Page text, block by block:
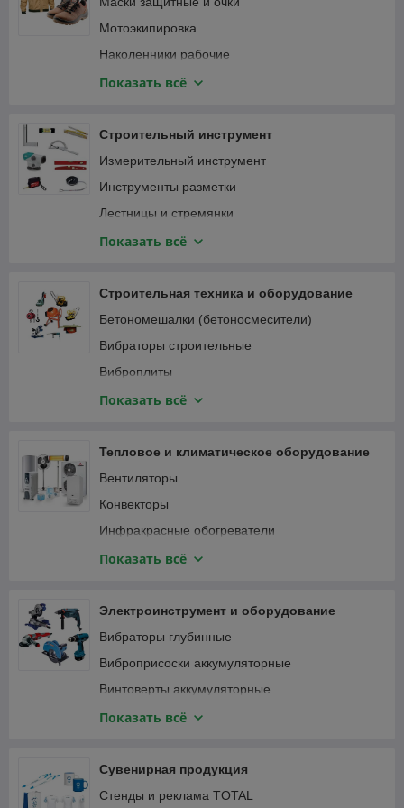
Мотоэкипировка
Наколенники рабочие
Наушники
Привязь страховочная
Спецодежда
Показать всё
Строительный инструмент
Измерительный инструмент
Инструменты разметки
Лестницы и стремянки
Зажимы
Монтажный инструмент
Мусоропровод
Наборы ручного инструмента
Паяльники, оловоотсосы
Пневматический инструмент
Столярно-слесарный инструмент
Показать всё
Строительная техника и оборудование
Бетономешалки (бетоносмесители)
Вибраторы строительные
Виброплиты
Виброрейки
Генераторы и электростанции
Затирочные машины
Компрессоры
Мотобуры и мотодрели
Мотопомпы
Пылесосы строительные
Сварочные аппараты
Станки
Трубогибы, арматурогибы
Швонарезчики
Показать всё
Тепловое и климатическое оборудование
Вентиляторы
Конвекторы
Инфракрасные обогреватели
Кондиционеры
Тепловые пушки
Терморегуляторы (термостаты)
Масляные радиаторы
Показать всё
Электроинструмент и оборудование
Вибраторы глубинные
Виброприсоски аккумуляторные
Винтоверты аккумуляторные
Гаечные ключи и трещотки аккумуляторные
Гвоздезабивные пистолеты, степлеры
Дрели
Показать всё
Сувенирная продукция
Стенды и реклама TOTAL